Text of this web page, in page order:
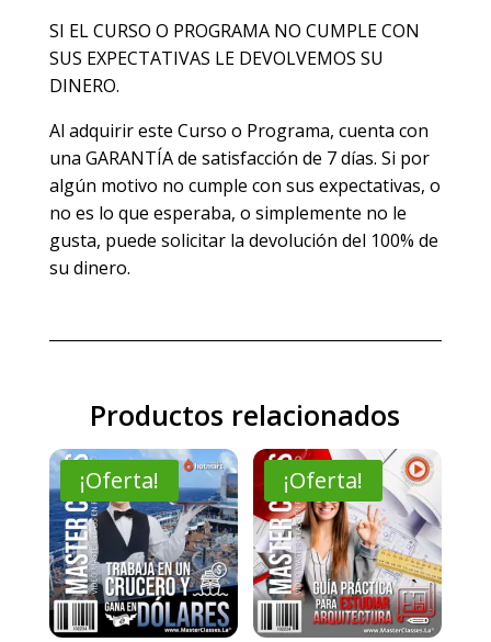
SI EL CURSO O PROGRAMA NO CUMPLE CON
SUS EXPECTATIVAS LE DEVOLVEMOS SU
DINERO.
Al adquirir este Curso o Programa, cuenta con
una GARANTÍA de satisfacción de 7 días. Si por
algún motivo no cumple con sus expectativas, o
no es lo que esperaba, o simplemente no le
gusta, puede solicitar la devolución del 100% de
su dinero.
Productos relacionados
¡Oferta! ¡Oferta!